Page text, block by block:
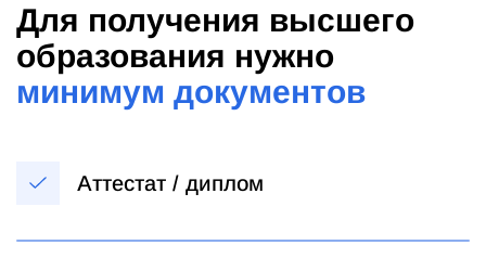
Для получения высшего
образования нужно
минимум документов
Аттестат / диплом